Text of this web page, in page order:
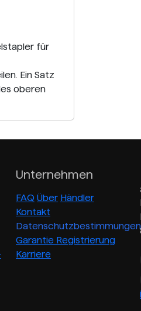
für
Ein Satz
oberen
Unternehmen
FAQ Über Händler
Kontakt
Datenschutzbestimmungen
Garantie Registrierung
Karriere